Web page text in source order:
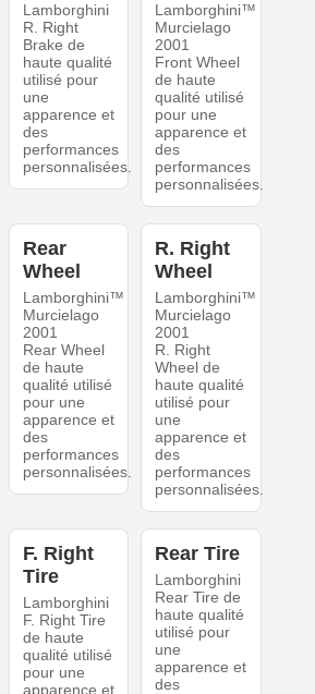
Lamborghini
R. Right
Brake de
haute qualité
utilisé pour
une
apparence et
des
performances
personnalisées.
Lamborghini™
Murcielago
2001
Front Wheel
de haute
qualité utilisé
pour une
apparence et
des
performances
personnalisées.
Rear
Wheel
Lamborghini™
Murcielago
2001
Rear Wheel
de haute
qualité utilisé
pour une
apparence et
des
performances
personnalisées.
R. Right
Wheel
Lamborghini™
Murcielago
2001
R. Right
Wheel de
haute qualité
utilisé pour
une
apparence et
des
performances
personnalisées.
F. Right
Tire
Lamborghini
F. Right Tire
de haute
qualité utilisé
pour une
apparence et
Rear Tire
Lamborghini
Rear Tire de
haute qualité
utilisé pour
une
apparence et
des